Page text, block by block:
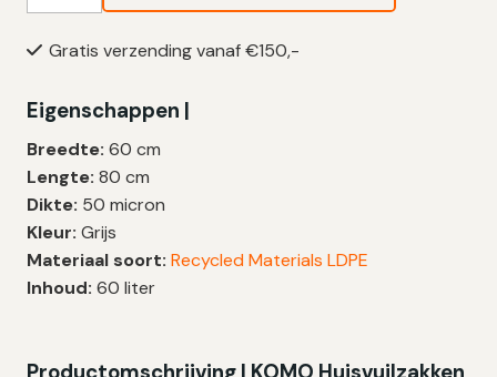
Liter
Sluitlint
|
LDPE
|
50
My
|
–
Gratis verzending vanaf €150,-
Eigenschappen |
Breedte: 60 cm
Lengte: 80 cm
Dikte: 50 micron
Kleur: Grijs
Materiaal soort: Recycled Materials LDPE
Inhoud: 60 liter